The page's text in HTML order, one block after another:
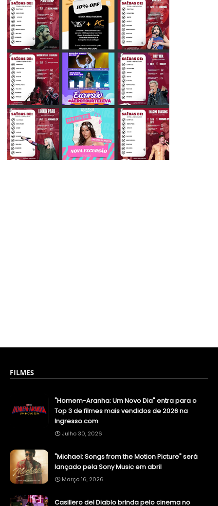
FILMES
"Homem-Aranha: Um Novo Dia" entra para o
Top 3 de filmes mais vendidos de 2026 na
Ingresso.com
Julho 30, 2026
"Michael: Songs from the Motion Picture" será
lançado pela Sony Music em abril
Março 16, 2026
Casillero del Diablo brinda pelo cinema no